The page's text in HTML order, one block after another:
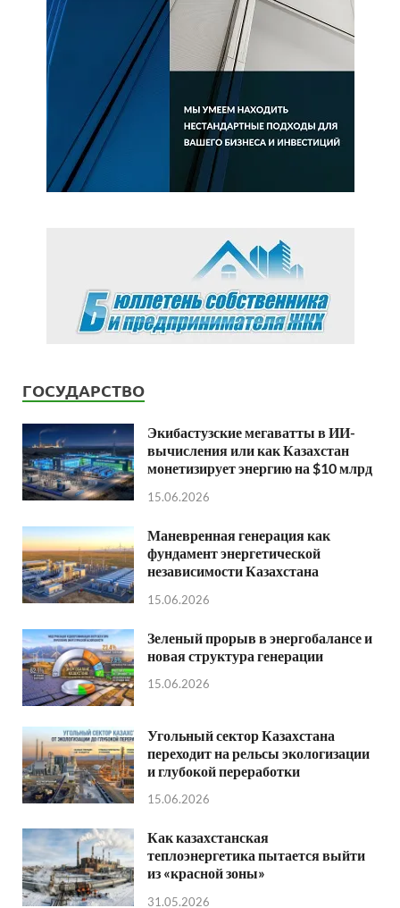
ГОСУДАРСТВО
Экибастузские мегаватты в ИИ-
вычисления или как Казахстан
монетизирует энергию на $10 млрд
15.06.2026
Маневренная генерация как
фундамент энергетической
независимости Казахстана
15.06.2026
Зеленый прорыв в энергобалансе и
новая структура генерации
15.06.2026
Угольный сектор Казахстана
переходит на рельсы экологизации
и глубокой переработки
15.06.2026
Как казахстанская
теплоэнергетика пытается выйти
из «красной зоны»
31.05.2026